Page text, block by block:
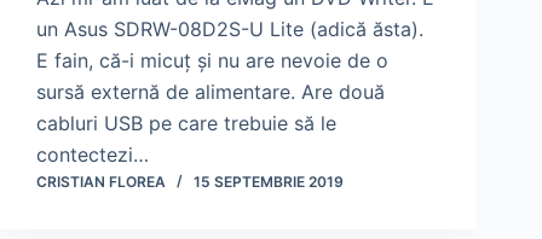
un Asus SDRW-08D2S-U Lite (adică ăsta).
E fain, că-i micuţ şi nu are nevoie de o
sursă externă de alimentare. Are două
cabluri USB pe care trebuie să le
contectezi…
CRISTIAN FLOREA 15 SEPTEMBRIE 2019